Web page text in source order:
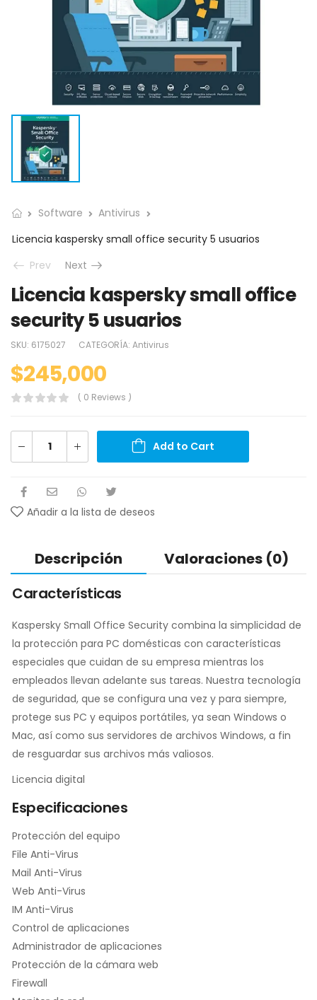
Software
Antivirus
Licencia kaspersky small office security 5 usuarios
Prev
Next
Licencia kaspersky small office
security 5 usuarios
SKU: 6175027 CATEGORÍA: Antivirus
$245,000
( 0 Reviews )
Add to Cart
Añadir a la lista de deseos
Descripción
Valoraciones (0)
Características
Kaspersky Small Office Security combina la simplicidad de
la protección para PC domésticas con características
especiales que cuidan de su empresa mientras los
empleados llevan adelante sus tareas. Nuestra tecnología
de seguridad, que se configura una vez y para siempre,
protege sus PC y equipos portátiles, ya sean Windows o
Mac, así como sus servidores de archivos Windows, a fin
de resguardar sus archivos más valiosos.
Licencia digital
Especificaciones
Protección del equipo
File Anti-Virus
Mail Anti-Virus
Web Anti-Virus
IM Anti-Virus
Control de aplicaciones
Administrador de aplicaciones
Protección de la cámara web
Firewall